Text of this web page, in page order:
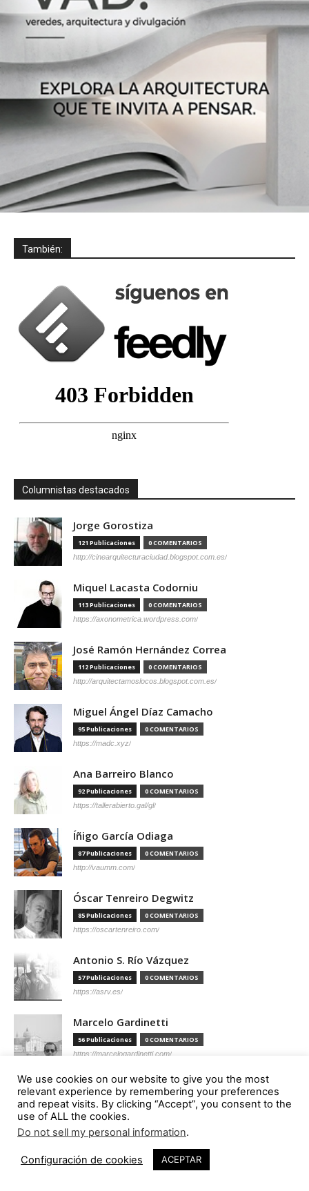
También:
Columnistas destacados
Jorge Gorostiza
121 Publicaciones 0 COMENTARIOS
http://cinearquitecturaciudad.blogspot.com.es/
Miquel Lacasta Codorniu
113 Publicaciones 0 COMENTARIOS
https://axonometrica.wordpress.com/
José Ramón Hernández Correa
112 Publicaciones 0 COMENTARIOS
http://arquitectamoslocos.blogspot.com.es/
Miguel Ángel Díaz Camacho
95 Publicaciones 0 COMENTARIOS
https://madc.xyz/
Ana Barreiro Blanco
92 Publicaciones 0 COMENTARIOS
https://tallerabierto.gal/gl/
Íñigo García Odiaga
87 Publicaciones 0 COMENTARIOS
http://vaumm.com/
Óscar Tenreiro Degwitz
85 Publicaciones 0 COMENTARIOS
https://oscartenreiro.com/
Antonio S. Río Vázquez
57 Publicaciones 0 COMENTARIOS
https://asrv.es/
Marcelo Gardinetti
56 Publicaciones 0 COMENTARIOS
https://marcelogardinetti.com/
José del Carmen Palacios Aguilar
56 Publicaciones 0 COMENTARIOS
Aldo G. Facho Dede
51 Publicaciones 0 COMENTARIOS
We use cookies on our website to give you the most
relevant experience by remembering your preferences
and repeat visits. By clicking “Accept”, you consent to the
use of ALL the cookies.
Do not sell my personal information.
Configuración de cookies ACEPTAR